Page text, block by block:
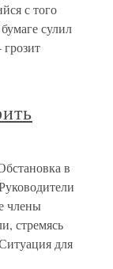
с того
сулил
в
члены
стремясь
для